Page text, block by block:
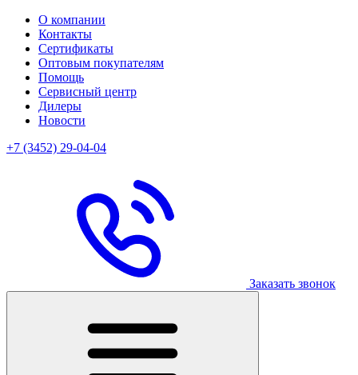
О компании
Контакты
Сертификаты
Оптовым покупателям
Помощь
Сервисный центр
Дилеры
Новости
+7 (3452) 29-04-04
Заказать звонок